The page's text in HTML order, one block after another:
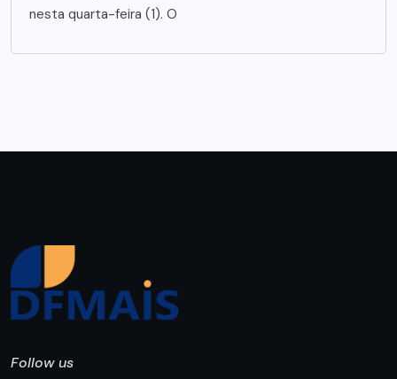
nesta quarta-feira (1). O
Follow us